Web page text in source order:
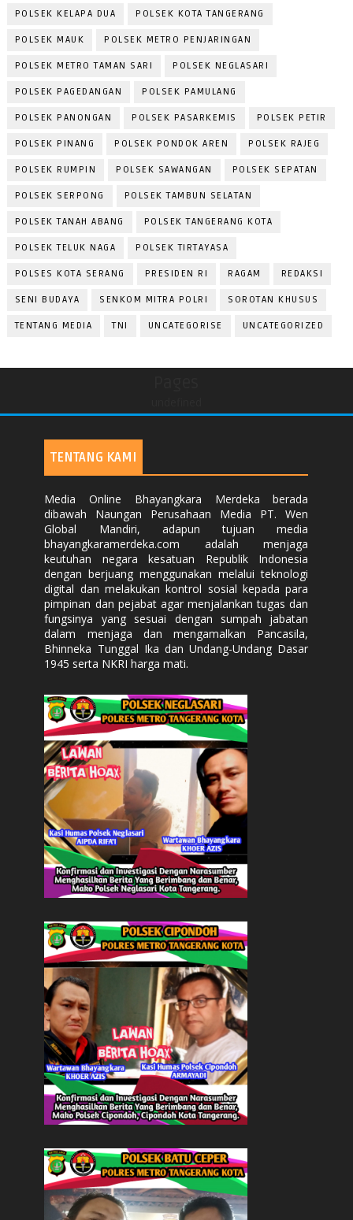
POLSEK KELAPA DUA POLSEK KOTA TANGERANG
POLSEK MAUK POLSEK METRO PENJARINGAN
POLSEK METRO TAMAN SARI POLSEK NEGLASARI
POLSEK PAGEDANGAN POLSEK PAMULANG
POLSEK PANONGAN POLSEK PASARKEMIS POLSEK PETIR
POLSEK PINANG POLSEK PONDOK AREN POLSEK RAJEG
POLSEK RUMPIN POLSEK SAWANGAN POLSEK SEPATAN
POLSEK SERPONG POLSEK TAMBUN SELATAN
POLSEK TANAH ABANG POLSEK TANGERANG KOTA
POLSEK TELUK NAGA POLSEK TIRTAYASA
POLSES KOTA SERANG PRESIDEN RI RAGAM REDAKSI
SENI BUDAYA SENKOM MITRA POLRI SOROTAN KHUSUS
TENTANG MEDIA TNI UNCATEGORISE UNCATEGORIZED
TENTANG KAMI
Media Online Bhayangkara Merdeka berada
dibawah Naungan Perusahaan Media PT. Wen
Global Mandiri, adapun tujuan media
bhayangkaramerdeka.com adalah menjaga
keutuhan negara kesatuan Republik Indonesia
dengan berjuang menggunakan melalui teknologi
digital dan melakukan kontrol sosial kepada para
pimpinan dan pejabat agar menjalankan tugas dan
fungsinya yang sesuai dengan sumpah jabatan
dalam menjaga dan mengamalkan Pancasila,
Bhinneka Tunggal Ika dan Undang-Undang Dasar
1945 serta NKRI harga mati.